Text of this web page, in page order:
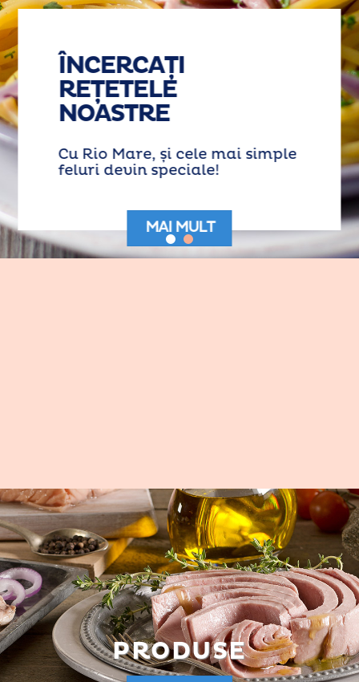
ÎNCERCAȚI
REȚETELE
NOASTRE
Cu Rio Mare, și cele mai simple
feluri devin speciale!
MAI MULT
PRODUSE